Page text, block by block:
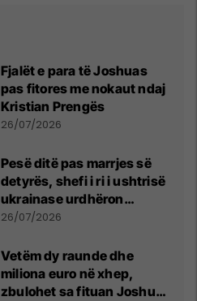
Fjalët e para të Joshuas
pas fitores me nokaut ndaj
Kristian Prengës
26/07/2026
Pesë ditë pas marrjes së
detyrës, shefi i ri i ushtrisë
ukrainase urdhëron
kontroll të madh
26/07/2026
Vetëm dy raunde dhe
miliona euro në xhep,
zbulohet sa fituan Joshua